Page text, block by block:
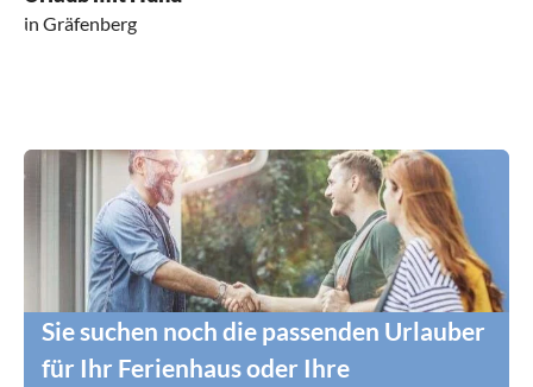
in Gräfenberg
Sie suchen noch die passenden Urlauber
für Ihr Ferienhaus oder Ihre